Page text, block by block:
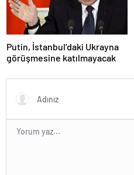
Putin, İstanbul’daki Ukrayna
görüşmesine katılmayacak